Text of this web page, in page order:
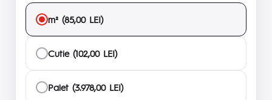
m² (85,00 LEI)
Cutie (102,00 LEI)
Palet (3.978,00 LEI)